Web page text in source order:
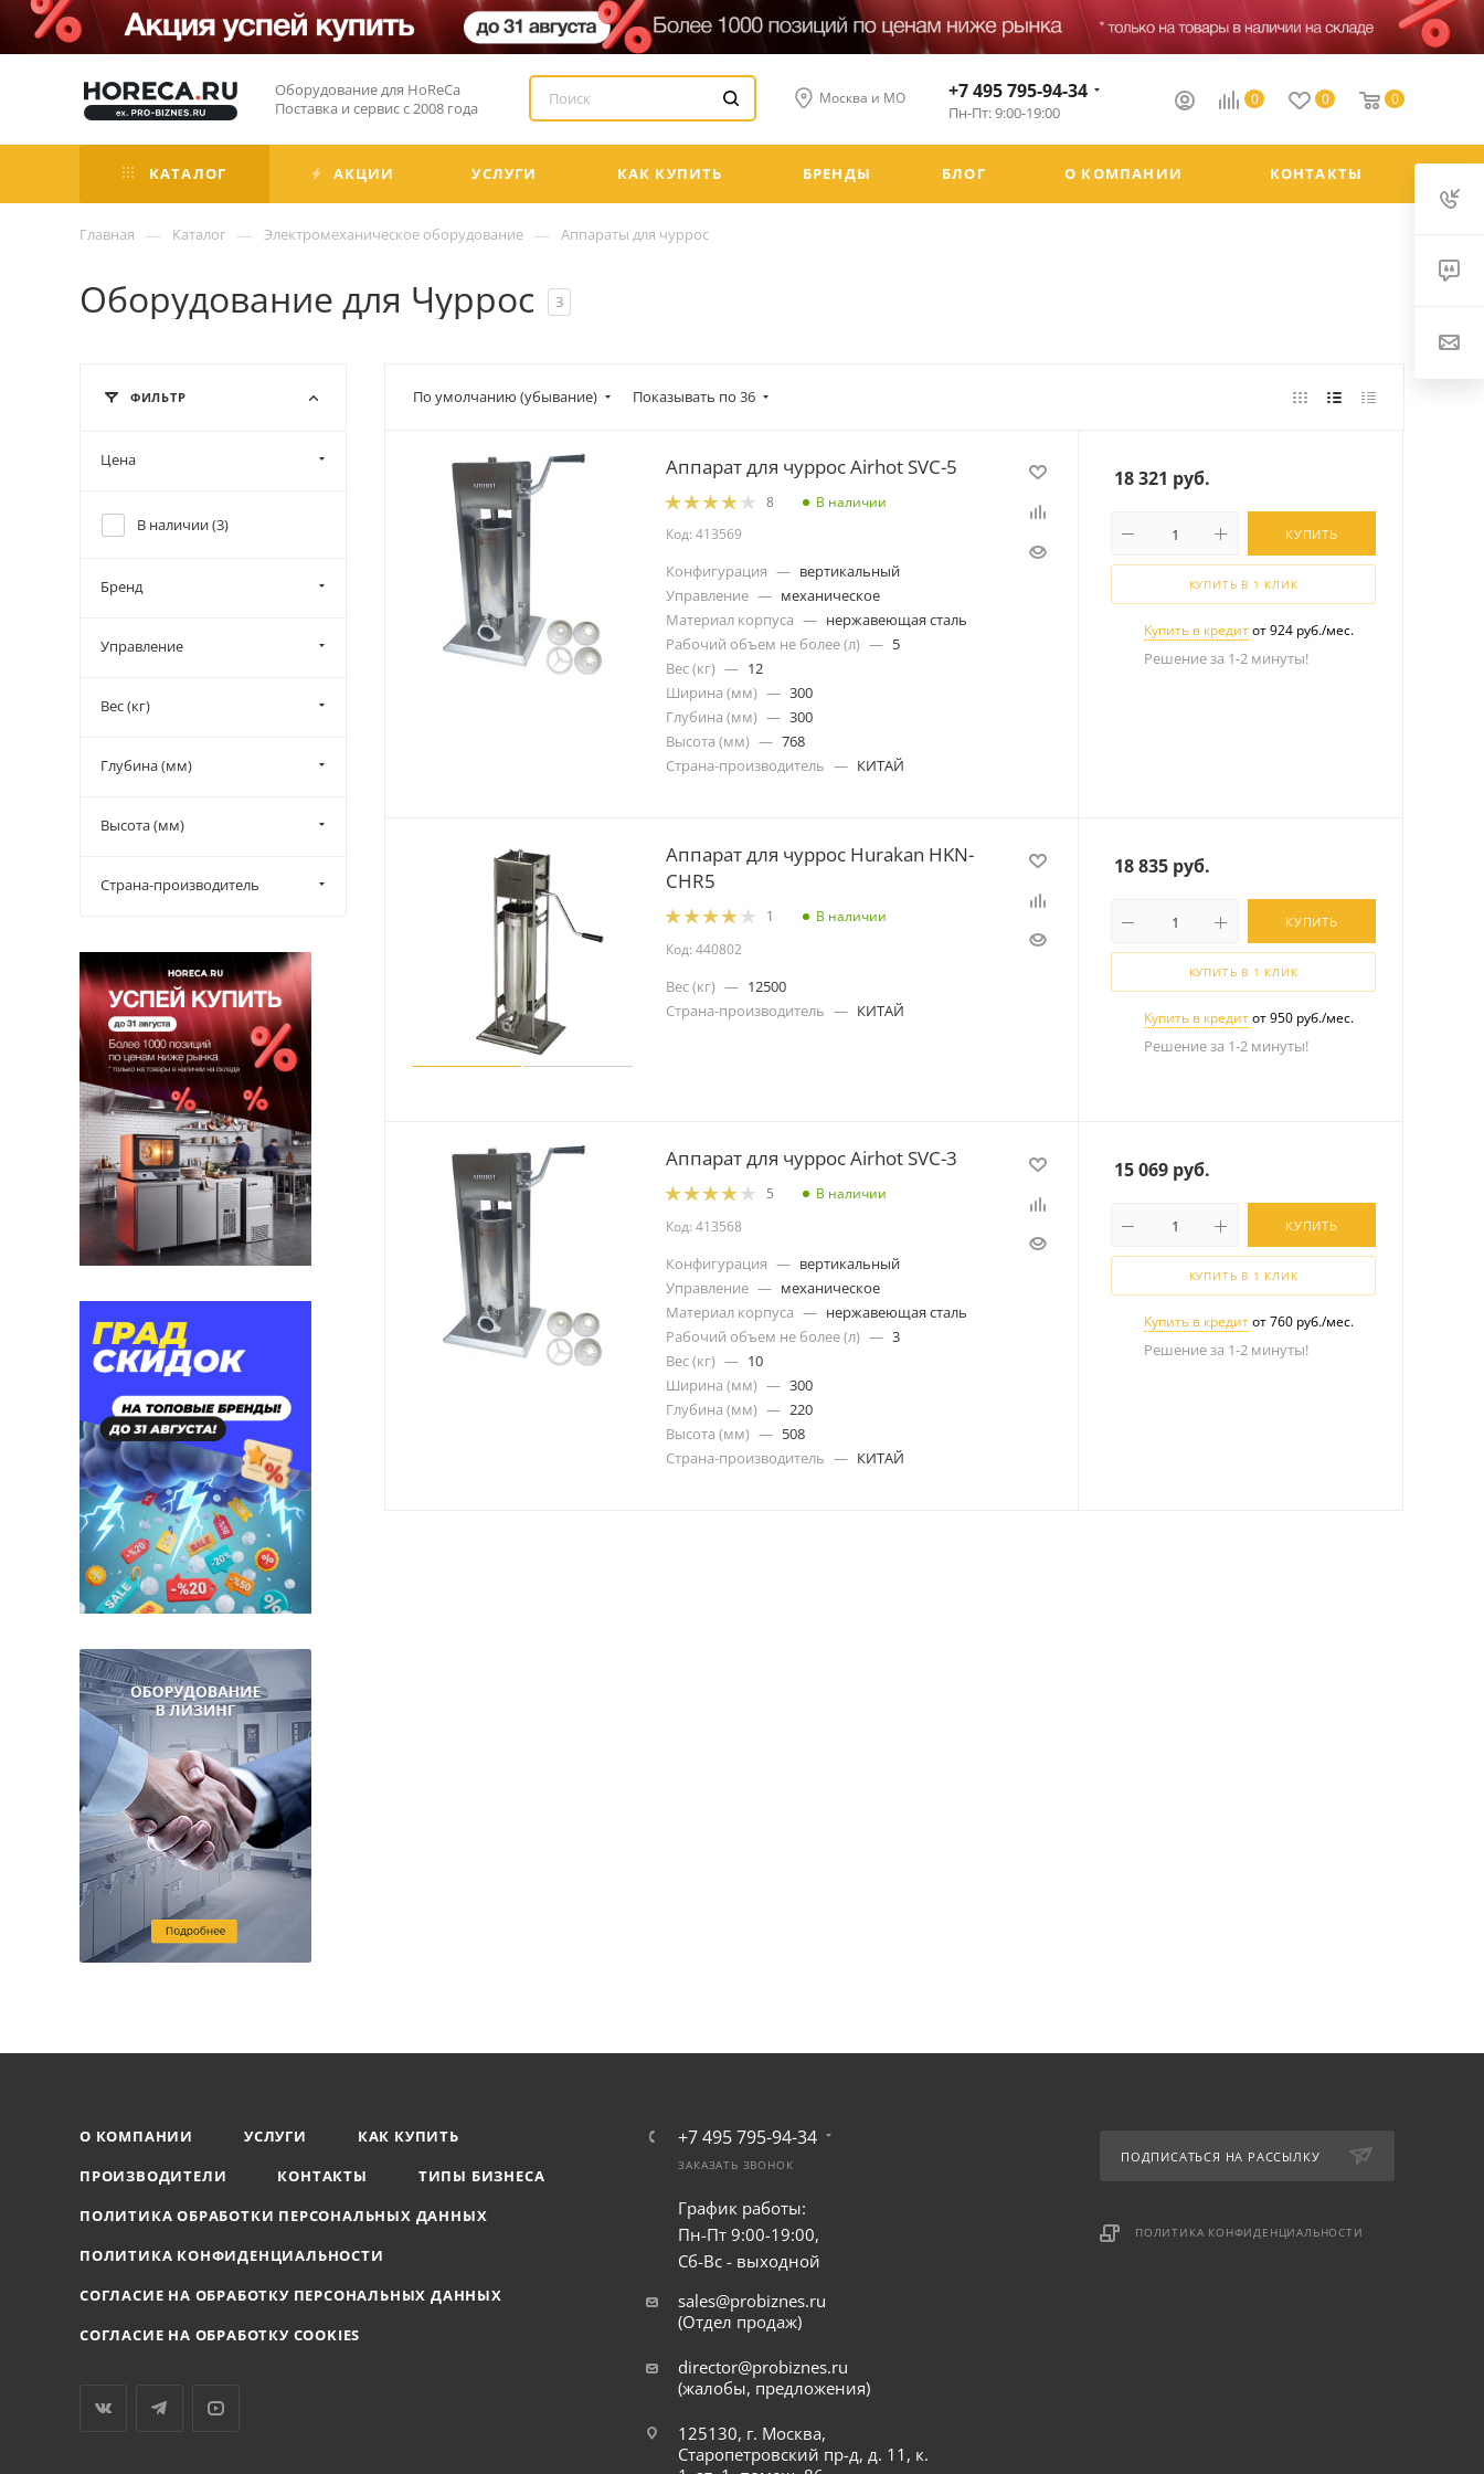
Оборудование для HoReCa
Поставка и сервис с 2008 года
Москва и МО 0 0 0
+7 495 795-94-34
Пн-Пт: 9:00-19:00
КАТАЛОГ АКЦИИ УСЛУГИ КАК КУПИТЬ БРЕНДЫ БЛОГ О КОМПАНИИ КОНТАКТЫ
Главная — Каталог — Электромеханическое оборудование — Аппараты для чуррос
Оборудование для Чуррос 3
По умолчанию (убывание) Показывать по 36
Аппарат для чуррос Airhot SVC-5
8
В наличии
Код: 413569
Конфигурация — вертикальный
Управление — механическое
Материал корпуса — нержавеющая сталь
Рабочий объем не более (л) — 5
Вес (кг) — 12
Ширина (мм) — 300
Глубина (мм) — 300
Высота (мм) — 768
Страна-производитель — КИТАЙ
18 321 руб.
КУПИТЬ
КУПИТЬ В 1 КЛИК
Купить в кредитот 924 руб./мес.
Решение за 1-2 минуты!
Аппарат для чуррос Hurakan HKN-
CHR5
1
В наличии
Код: 440802
Вес (кг) — 12500
Страна-производитель — КИТАЙ
18 835 руб.
КУПИТЬ
КУПИТЬ В 1 КЛИК
Купить в кредитот 950 руб./мес.
Решение за 1-2 минуты!
Аппарат для чуррос Airhot SVC-3
5
В наличии
Код: 413568
Конфигурация — вертикальный
Управление — механическое
Материал корпуса — нержавеющая сталь
Рабочий объем не более (л) — 3
Вес (кг) — 10
Ширина (мм) — 300
Глубина (мм) — 220
Высота (мм) — 508
Страна-производитель — КИТАЙ
15 069 руб.
КУПИТЬ
КУПИТЬ В 1 КЛИК
Купить в кредитот 760 руб./мес.
Решение за 1-2 минуты!
ФИЛЬТР
Цена
В наличии (3)
Бренд
Управление
Вес (кг)
Глубина (мм)
Высота (мм)
Страна-производитель
О КОМПАНИИ УСЛУГИ
КАК КУПИТЬ
ПРОИЗВОДИТЕЛИ
КОНТАКТЫ
ТИПЫ БИЗНЕСА
ПОЛИТИКА ОБРАБОТКИ ПЕРСОНАЛЬНЫХ ДАННЫХ
ПОЛИТИКА КОНФИДЕНЦИАЛЬНОСТИ
СОГЛАСИЕ НА ОБРАБОТКУ ПЕРСОНАЛЬНЫХ ДАННЫХ
СОГЛАСИЕ НА ОБРАБОТКУ COOKIES
+7 495 795-94-34
ЗАКАЗАТЬ ЗВОНОК
График работы:
Пн-Пт 9:00-19:00,
Сб-Вс - выходной
sales@probiznes.ru
(Отдел продаж)
director@probiznes.ru
(жалобы, предложения)
125130, г. Москва,
Старопетровский пр-д, д. 11, к.
ПОДПИСАТЬСЯ НА РАССЫЛКУ
ПОЛИТИКА КОНФИДЕНЦИАЛЬНОСТИ